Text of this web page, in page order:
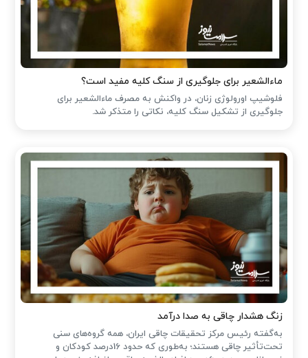
ماءالشعیر برای جلوگیری از سنگ کلیه مفید است؟
فلوشیپ اورولوژی زنان، در واکنش به مصرف ماءالشعیر برای
جلوگیری از تشکیل سنگ کلیه، نکاتی را متذکر شد.
زنگ هشدار چاقی به صدا درآمد
به‌گفته رئیس مرکز تحقیقات چاقی ایران، همه گروه‌های سنی
تحت‌تأثیر چاقی هستند؛ به‌طوری که حدود 16درصد کودکان و